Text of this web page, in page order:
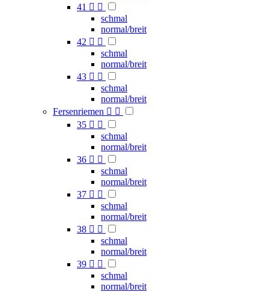
41  
schmal
normal/breit
42  
schmal
normal/breit
43  
schmal
normal/breit
Fersenriemen  
35  
schmal
normal/breit
36  
schmal
normal/breit
37  
schmal
normal/breit
38  
schmal
normal/breit
39  
schmal
normal/breit